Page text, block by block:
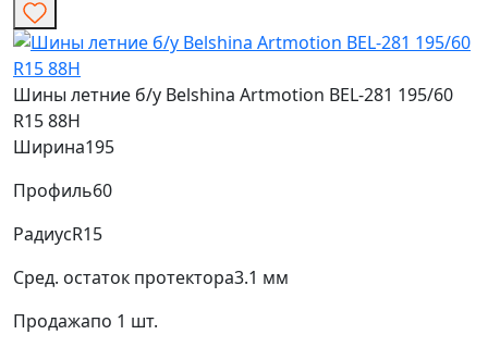
Шины летние б/у Belshina Artmotion BEL-281 195/60
R15 88H
Ширина195
Профиль60
РадиусR15
Сред. остаток протектора3.1 мм
Продажапо 1 шт.